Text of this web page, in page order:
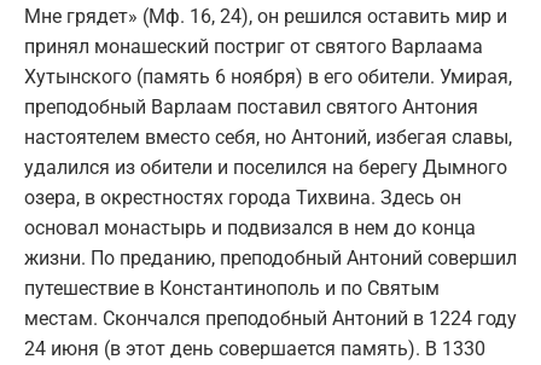
Мне грядет» (Мф. 16, 24), он решился оставить мир и
принял монашеский постриг от святого Варлаама
Хутынского (память 6 ноября) в его обители. Умирая,
преподобный Варлаам поставил святого Антония
настоятелем вместо себя, но Антоний, избегая славы,
удалился из обители и поселился на берегу Дымного
озера, в окрестностях города Тихвина. Здесь он
основал монастырь и подвизался в нем до конца
жизни. По преданию, преподобный Антоний совершил
путешествие в Константинополь и по Святым
местам. Скончался преподобный Антоний в 1224 году
24 июня (в этот день совершается память). В 1330